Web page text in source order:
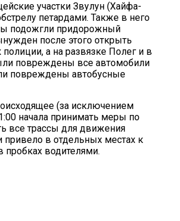
участки Звулун (Хайфа-
петардами. Также в него
подожгли придорожный
после этого открыть
а на развязке Полег и в
повреждены все автомобили
повреждены автобусные
(за исключением
начала принимать меры по
все трассы для движения
привело в отдельных местах к
водителями.